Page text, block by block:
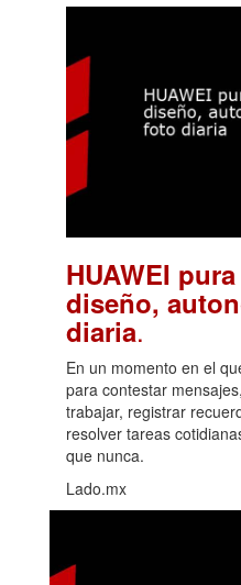
HUAWEI
diseño,
diaria.
En un momento en el
para contestar
trabajar, registrar
resolver tareas
que nunca.
Lado.mx